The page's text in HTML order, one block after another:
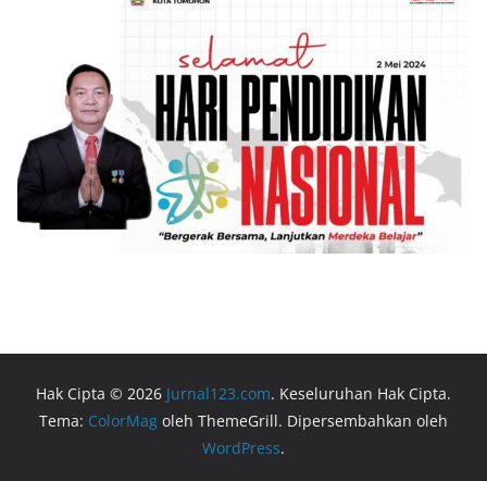
Hak Cipta © 2026 Jurnal123.com. Keseluruhan Hak Cipta.
Tema: ColorMag oleh ThemeGrill. Dipersembahkan oleh
WordPress.